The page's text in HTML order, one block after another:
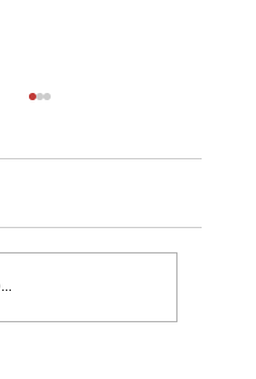
chocolate